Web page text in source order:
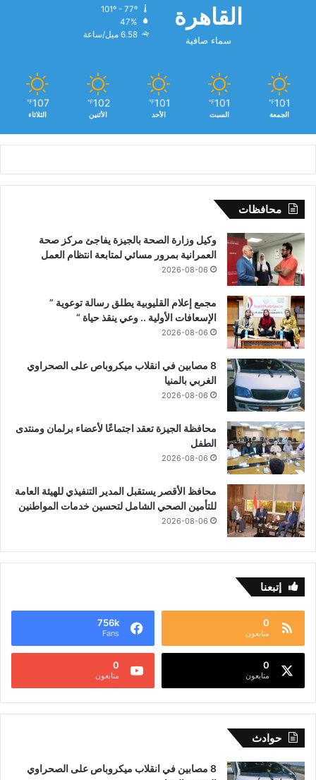
القاهرة
سماء صافية
47%
6.58 ميل/ساعة
101
℉
الجمعة
101
℉
السبت
101
℉
الأحد
102
℉
الأثنين
107
℉
الثلاثاء
محافظات
وكيل وزارة الصحة بالجيزة يفاجئ مركز صحة
العمرانية بمرور مسائي لمتابعة انتظام العمل
2026-08-06
مجمع إعلام القليوبية يطلق رسالة توعوية ”
الإسعافات الأولية .. وعي ينقذ حياة “
2026-08-06
8 مصابين في انقلاب ميكروباص على الصحراوي
الغربي بالمنيا
2026-08-06
محافظة الجيزة تعقد اجتماعًا لأعضاء برلمان ومنتدى
الطفل
2026-08-06
محافظ الأقصر يستقبل المدير التنفيذي للهيئة العامة
للتأمين الصحي الشامل لتحسين خدمات المواطنين
2026-08-06
إتبعنا
0
متابعون
756k
Fans
0
متابعون
0
متابعون
حوادث
8 مصابين في انقلاب ميكروباص على الصحراوي